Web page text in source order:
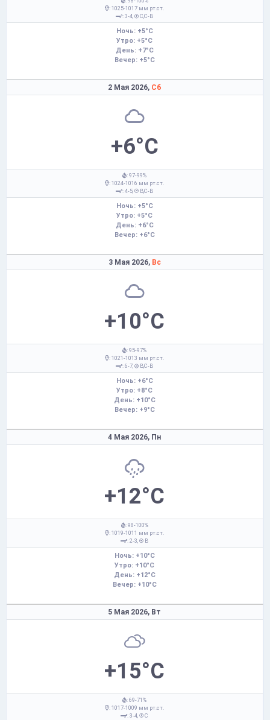
: 1025-1017 мм рт.ст.
: 3-4,
С,С-В
Ночь: +5°C
Утро: +5°C
День: +7°C
Вечер: +5°C
2 Мая 2026, Сб
+6°C
: 97-99%
: 1024-1016 мм рт.ст.
: 4-5,
В,С-В
Ночь: +5°C
Утро: +5°C
День: +6°C
Вечер: +6°C
3 Мая 2026, Вс
+10°C
: 95-97%
: 1021-1013 мм рт.ст.
: 6-7,
В,С-В
Ночь: +6°C
Утро: +8°C
День: +10°C
Вечер: +9°C
4 Мая 2026, Пн
+12°C
: 98-100%
: 1019-1011 мм рт.ст.
: 2-3,
В
Ночь: +10°C
Утро: +10°C
День: +12°C
Вечер: +10°C
5 Мая 2026, Вт
+15°C
: 69-71%
: 1017-1009 мм рт.ст.
: 3-4,
С